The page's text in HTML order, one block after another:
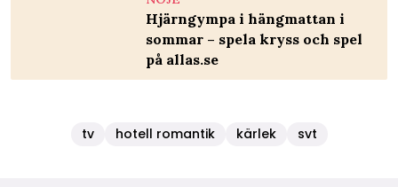
Hjärngympa i hängmattan i
sommar – spela kryss och spel
på allas.se
tv hotell romantik kärlek svt